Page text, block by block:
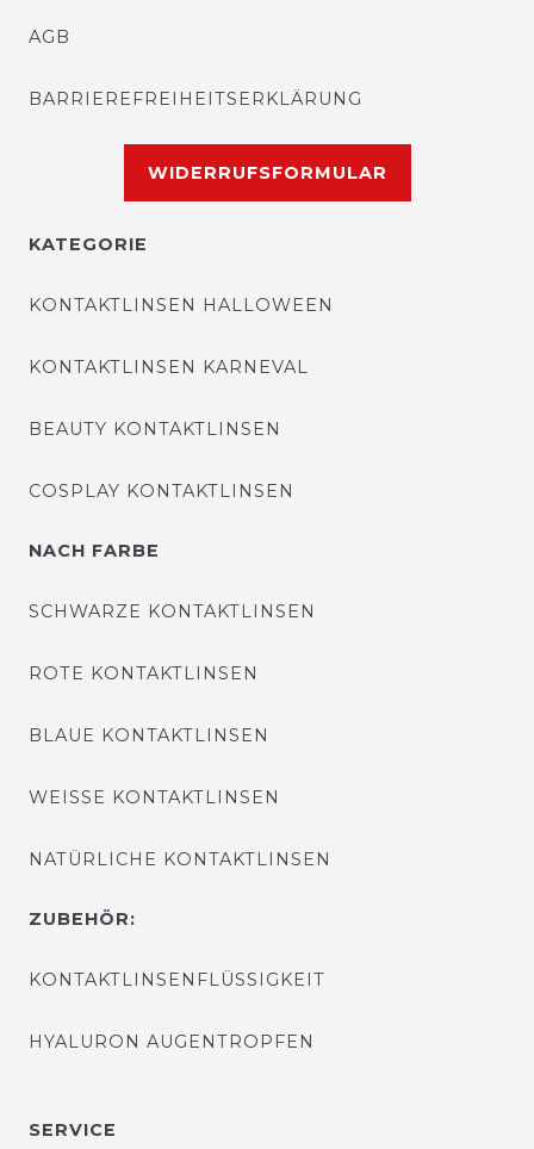
AGB
BARRIEREFREIHEITSERKLÄRUNG
WIDERRUFSFORMULAR
KATEGORIE
KONTAKTLINSEN HALLOWEEN
KONTAKTLINSEN KARNEVAL
BEAUTY KONTAKTLINSEN
COSPLAY KONTAKTLINSEN
NACH FARBE
SCHWARZE KONTAKTLINSEN
ROTE KONTAKTLINSEN
BLAUE KONTAKTLINSEN
WEISSE KONTAKTLINSEN
NATÜRLICHE KONTAKTLINSEN
ZUBEHÖR:
KONTAKTLINSENFLÜSSIGKEIT
HYALURON AUGENTROPFEN
SERVICE